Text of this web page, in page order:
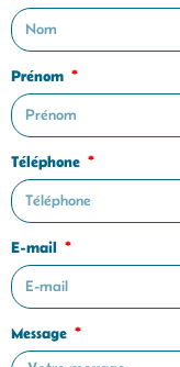
Prénom
Téléphone
E-mail
Message